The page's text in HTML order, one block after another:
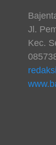
Jl.
Kec.